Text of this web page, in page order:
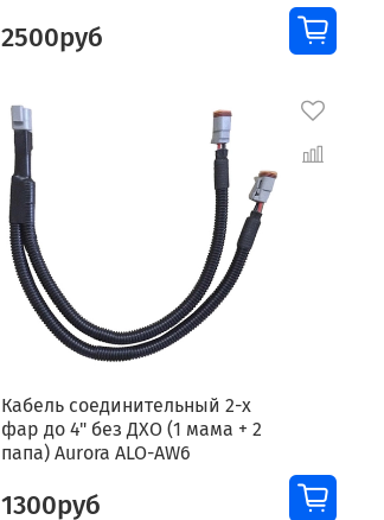
2500руб
Кабель соединительный 2-х
фар до 4" без ДХО (1 мама + 2
папа) Aurora ALO-AW6
1300руб